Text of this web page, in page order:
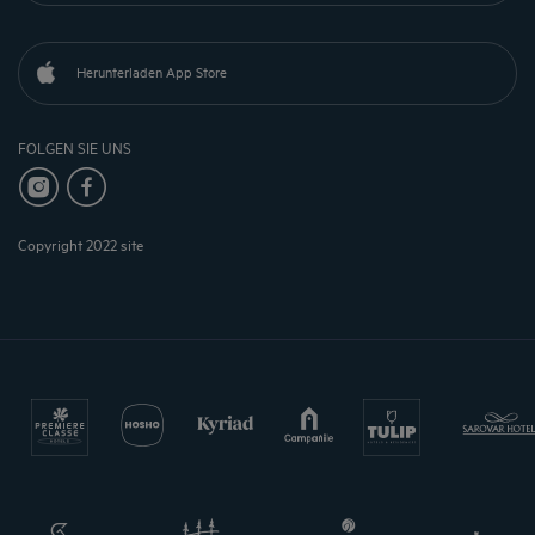
Herunterladen App Store
FOLGEN SIE UNS
Copyright 2022 site